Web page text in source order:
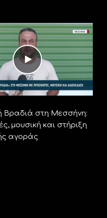
Βραδιά στη Μεσσήνη:
μουσική και στήριξη
αγοράς